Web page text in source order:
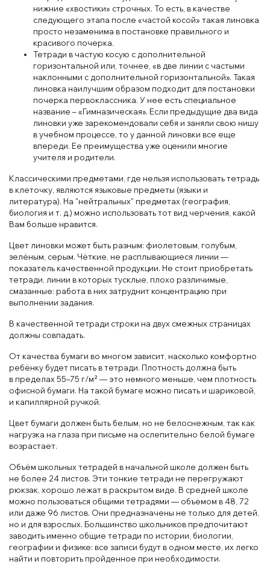
нижние «хвостики» строчных. То есть, в качестве
следующего этапа после «частой косой» такая линовка
просто незаменима в постановке правильного и
красивого почерка.
Тетради в частую косую с дополнительной
горизонтальной или, точнее, «в две линии с частыми
наклонными с дополнительной горизонтальной». Такая
линовка наилучшим образом подходит для постановки
почерка первоклассника. У нее есть специальное
название – «Гимназическая». Если предыдущие два вида
линовки уже зарекомендовали себя и заняли свою нишу
в учебном процессе, то у данной линовки все еще
впереди. Ее преимущества уже оценили многие
учителя и родители.
Классическими предметами, где нельзя использовать тетрадь
в клеточку, являются языковые предметы (языки и
литература). На "нейтральных" предметах (география,
биология и т. д.) можно использовать тот вид черчения, какой
Вам больше нравится.
Цвет линовки может быть разным: фиолетовым, голубым,
зелёным, серым. Чёткие, не расплывающиеся линии —
показатель качественной продукции. Не стоит приобретать
тетради, линии в которых тусклые, плохо различимые,
смазанные: работа в них затруднит концентрацию при
выполнении задания.
В качественной тетради строки на двух смежных страницах
должны совпадать.
От качества бумаги во многом зависит, насколько комфортно
ребёнку будет писать в тетради. Плотность должна быть
в пределах 55–75 г/м² — это немного меньше, чем плотность
офисной бумаги. На такой бумаге можно писать и шариковой,
и капиллярной ручкой.
Цвет бумаги должен быть белым, но не белоснежным, так как
нагрузка на глаза при письме на ослепительно белой бумаге
возрастает.
Объём школьных тетрадей в начальной школе должен быть
не более 24 листов. Эти тонкие тетради не перегружают
рюкзак, хорошо лежат в раскрытом виде. В средней школе
можно пользоваться общими тетрадями — объёмом в 48, 72
или даже 96 листов. Они предназначены не только для детей,
но и для взрослых. Большинство школьников предпочитают
заводить именно общие тетради по истории, биологии,
географии и физике: все записи будут в одном месте, их легко
найти и повторить пройденное при необходимости.